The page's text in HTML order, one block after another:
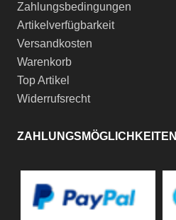
Zahlungsbedingungen
Artikelverfügbarkeit
Versandkosten
Warenkorb
Top Artikel
Widerrufsrecht
ZAHLUNGSMÖGLICHKEITEN